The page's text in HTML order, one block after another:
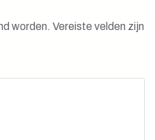
worden. Vereiste velden zijn